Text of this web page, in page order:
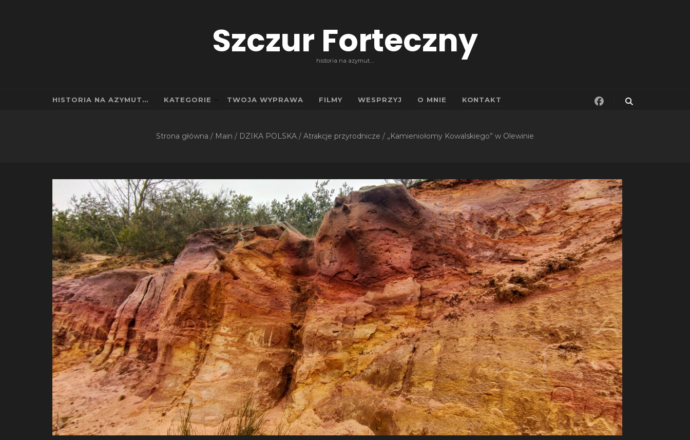
Szczur Forteczny
historia na azymut….
HISTORIA NA AZYMUT… KATEGORIE TWOJA WYPRAWA FILMY WESPRZYJ O MNIE KONTAKT
Strona główna / Main / DZIKA POLSKA / Atrakcje przyrodnicze / „Kamieniołomy Kowalskiego” w Olewinie